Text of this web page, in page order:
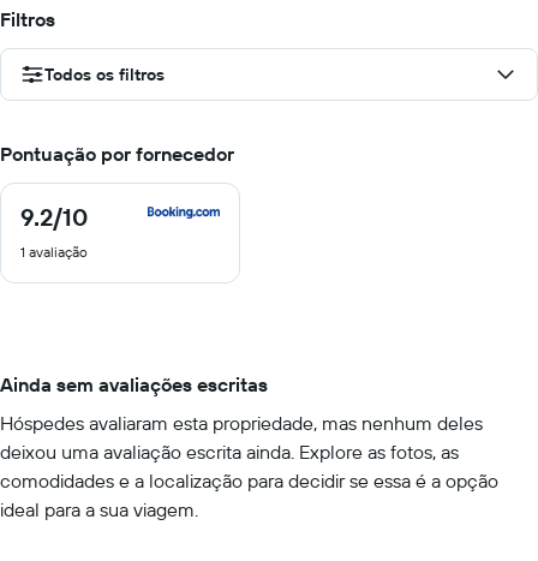
Filtros
Todos os filtros
Pontuação por fornecedor
9.2/10
9.2
10
1 avaliação
Ainda sem avaliações escritas
Hóspedes avaliaram esta propriedade, mas nenhum deles
deixou uma avaliação escrita ainda. Explore as fotos, as
comodidades e a localização para decidir se essa é a opção
ideal para a sua viagem.